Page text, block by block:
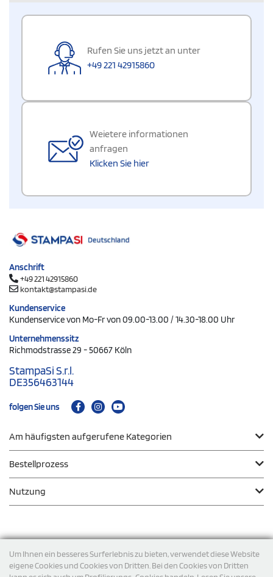
Um Ihnen ein besseres Surferlebnis zu bieten, verwendet diese Website
eigene Cookies und Cookies von Dritten. Bei den Cookies von Dritten
Rufen Sie uns jetzt an unter
+49 221 42915860
Weietere informationen
anfragen
Klicken Sie hier
Anschrift
+49 221 42915860
kontakt@stampasi.de
Kundenservice
Kundenservice von Mo-Fr von 09.00-13.00 / 14.30-18.00 Uhr
Unternehmenssitz
Richmodstrasse 29 - 50667 Köln
StampaSi S.r.l.
DE356463144
folgen Sie uns
Am häufigsten aufgerufene Kategorien
Bestellprozess
Nutzung